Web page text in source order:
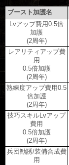
ブースト加護名
Lvアップ費用0.5倍
加護
(2周年)
レアリティアップ費
用
0.5倍加護
(2周年)
熟練度アップ費用0.5
倍加護
(2周年)
技巧スキルLvアップ
費用
0.5倍加護
(2周年)
兵団勧誘/装備合成費
用